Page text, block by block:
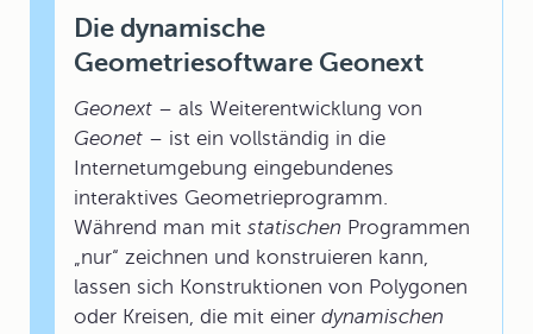
Die dynamische
Geometriesoftware Geonext
Geonext – als Weiterentwicklung von
Geonet – ist ein vollständig in die
Internetumgebung eingebundenes
interaktives Geometrieprogramm.
Während man mit statischen Programmen
„nur“ zeichnen und konstruieren kann,
lassen sich Konstruktionen von Polygonen
oder Kreisen, die mit einer dynamischen